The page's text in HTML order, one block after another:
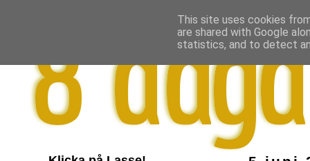
This site uses cookies
are shared with Google
statistics, and to detect